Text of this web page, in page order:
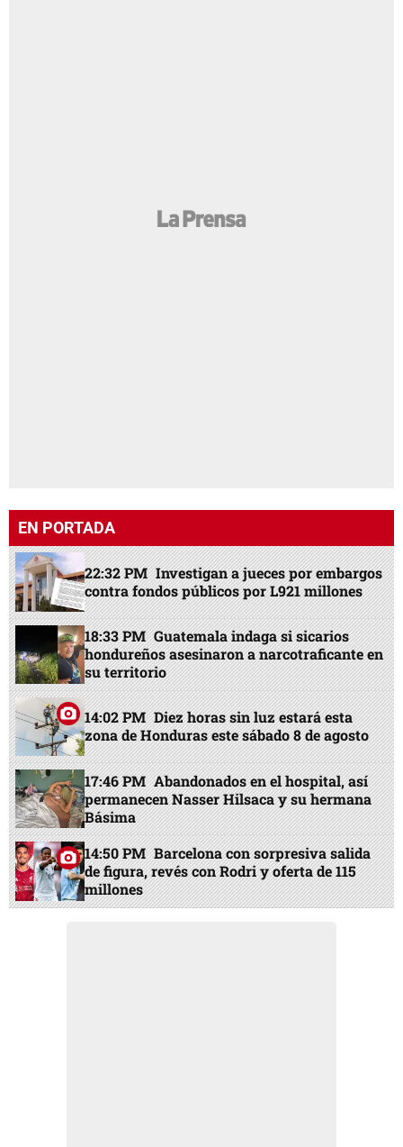
EN PORTADA
22:32 PM Investigan a jueces por embargos
contra fondos públicos por L921 millones
18:33 PM Guatemala indaga si sicarios
hondureños asesinaron a narcotraficante en
su territorio
14:02 PM Diez horas sin luz estará esta
zona de Honduras este sábado 8 de agosto
17:46 PM Abandonados en el hospital, así
permanecen Nasser Hilsaca y su hermana
Básima
14:50 PM Barcelona con sorpresiva salida
de figura, revés con Rodri y oferta de 115
millones